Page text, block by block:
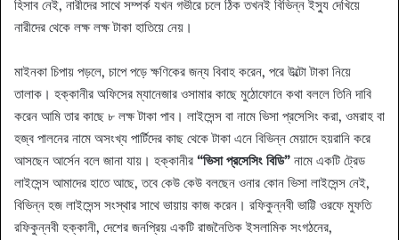
হিসাব নেই, নারীদের সাথে সম্পর্ক যখন গভীরে চলে ঠিক তখনই বিভিন্ন ইস্যু দেখিয়ে
নারীদের থেকে লক্ষ লক্ষ টাকা হাতিয়ে নেয়।
মাইনকা চিপায় পড়লে, চাপে পড়ে ক্ষণিকের জন্য বিবাহ করেন, পরে উল্টো টাকা নিয়ে
তালাক। হক্কানীর অফিসের ম্যানেজার ওসামার কাছে মুঠোফোনে কথা বললে তিনি দাবি
করেন আমি তার কাছে ৮ লক্ষ টাকা পাব। লাইসেন্স বা নামে ভিসা প্রসেসিং করা, ওমরাহ বা
হজ্ব পালনের নামে অসংখ্য পার্টিদের কাছ থেকে টাকা এনে বিভিন্ন মেয়াদে হয়রানি করে
আসছেন আর্সেন বলে জানা যায়। হক্কানীর “ভিসা প্রসেসিং বিডি” নামে একটি ট্রেড
লাইসেন্স আমাদের হাতে আছে, তবে কেউ কেউ বলছেন ওনার কোন ভিসা লাইসেন্স নেই,
বিভিন্ন হজ লাইসেন্স সংস্থার সাথে ভায়ায় কাজ করেন। রফিকুন্নবী ভাট্টি ওরফে মুফতি
রফিকুন্নবী হক্কানী, দেশের জনপ্রিয় একটি রাজনৈতিক ইসলামিক সংগঠনের,